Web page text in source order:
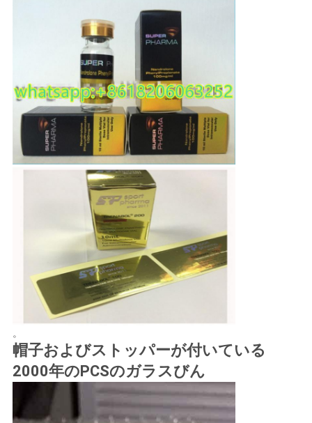
。
帽子およびストッパーが付いている
2000年のPCSのガラスびん